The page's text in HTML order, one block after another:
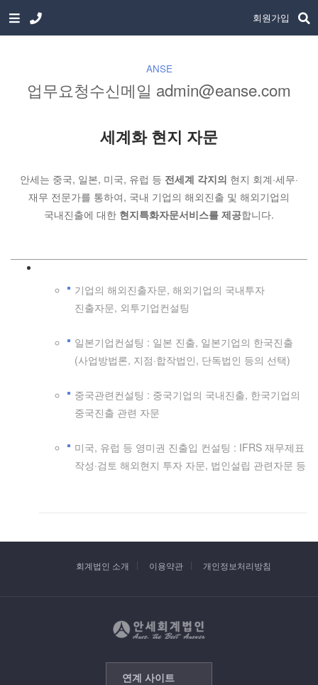
회원가입
ANSE
업무요청수신메일 admin@eanse.com
세계화 현지 자문
안세는 중국, 일본, 미국, 유럽 등 전세계 각지의 현지 회계·세무·
재무 전문가를 통하여, 국내 기업의 해외진출 및 해외기업의
국내진출에 대한 현지특화자문서비스를 제공합니다.
기업의 해외진출자문, 해외기업의 국내투자
진출자문, 외투기업컨설팅
일본기업컨설팅 : 일본 진출, 일본기업의 한국진출
(사업방법론, 지점·합작법인, 단독법인 등의 선택)
중국관련컨설팅 : 중국기업의 국내진출, 한국기업의
중국진출 관련 자문
미국, 유럽 등 영미권 진출입 컨설팅 : IFRS 재무제표
작성·검토 해외현지 투자 자문, 법인설립 관련자문 등
회계법인 소개 이용약관 개인정보처리방침
연계 사이트